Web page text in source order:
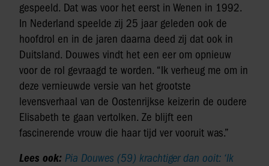
gespeeld. Dat was voor het eerst in Wenen in 1992.
In Nederland speelde zij 25 jaar geleden ook de
hoofdrol en in de jaren daarna deed zij dat ook in
Duitsland. Douwes vindt het een eer om opnieuw
voor de rol gevraagd te worden. “Ik verheug me om in
deze vernieuwde versie van het grootste
levensverhaal van de Oostenrijkse keizerin de oudere
Elisabeth te gaan vertolken. Ze blijft een
fascinerende vrouw die haar tijd ver vooruit was.”
Lees ook: Pia Douwes (59) krachtiger dan ooit: ‘Ik